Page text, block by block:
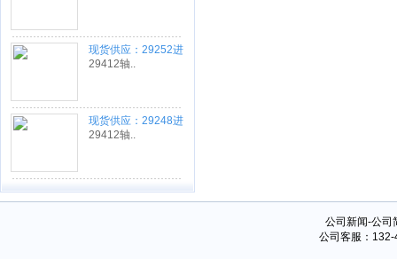
现货供应：29252进
口轴承
29412轴..
现货供应：29248进
口轴承
29412轴..
公司新闻-公司
公司客服：